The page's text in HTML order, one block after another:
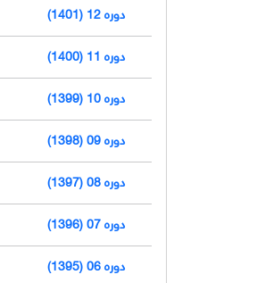
دوره 12 (1401)
دوره 11 (1400)
دوره 10 (1399)
دوره 09 (1398)
دوره 08 (1397)
دوره 07 (1396)
دوره 06 (1395)